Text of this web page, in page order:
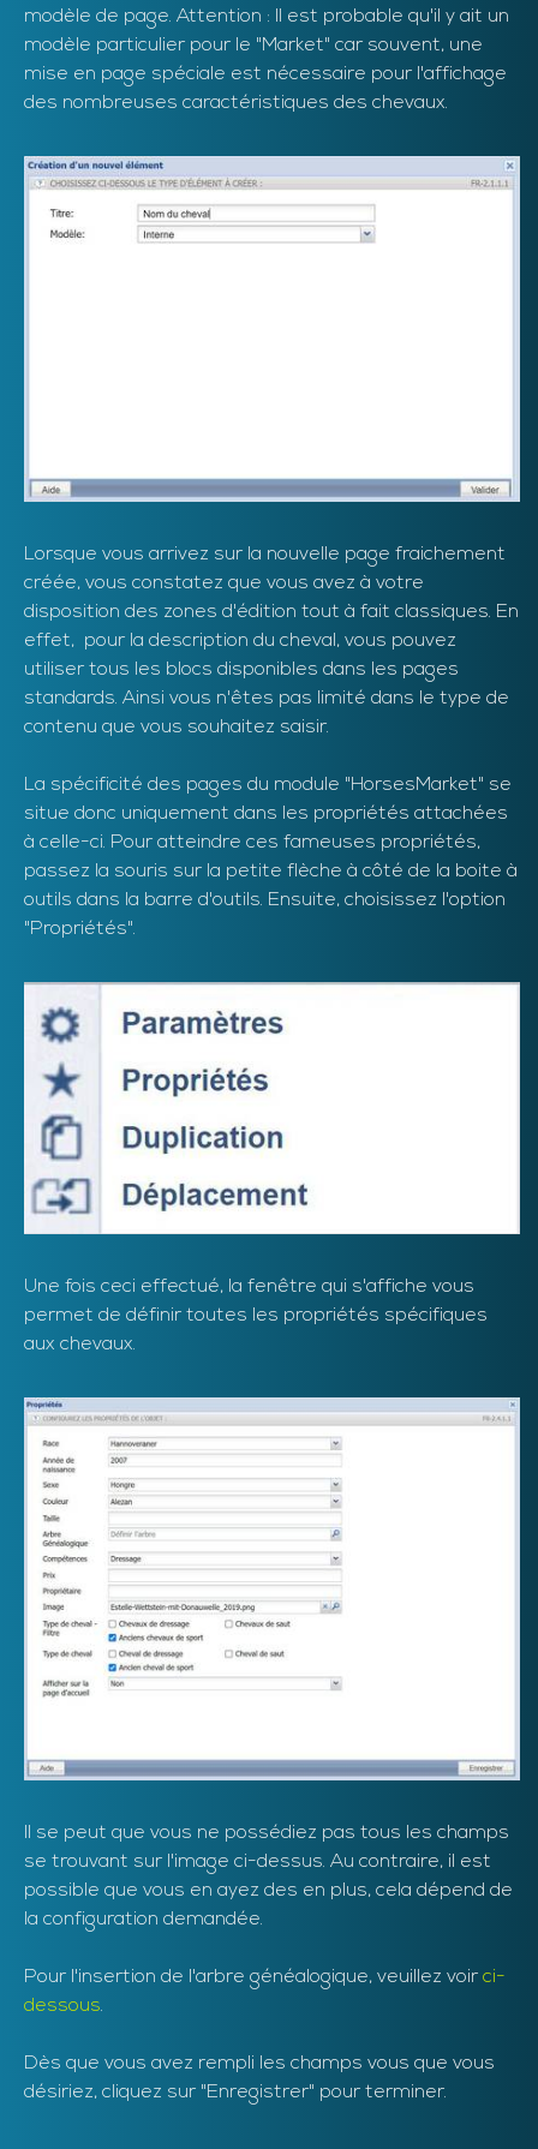
modèle de page. Attention : Il est probable qu'il y ait un
modèle particulier pour le "Market" car souvent, une
mise en page spéciale est nécessaire pour l'affichage
des nombreuses caractéristiques des chevaux.
Lorsque vous arrivez sur la nouvelle page fraichement
créée, vous constatez que vous avez à votre
disposition des zones d'édition tout à fait classiques. En
effet, pour la description du cheval, vous pouvez
utiliser tous les blocs disponibles dans les pages
standards. Ainsi vous n'êtes pas limité dans le type de
contenu que vous souhaitez saisir.
La spécificité des pages du module "HorsesMarket" se
situe donc uniquement dans les propriétés attachées
à celle-ci. Pour atteindre ces fameuses propriétés,
passez la souris sur la petite flèche à côté de la boite à
outils dans la barre d'outils. Ensuite, choisissez l'option
"Propriétés".
Une fois ceci effectué, la fenêtre qui s'affiche vous
permet de définir toutes les propriétés spécifiques
aux chevaux.
Il se peut que vous ne possédiez pas tous les champs
se trouvant sur l'image ci-dessus. Au contraire, il est
possible que vous en ayez des en plus, cela dépend de
la configuration demandée.
Pour l'insertion de l'arbre généalogique, veuillez voir ci-
dessous.
Dès que vous avez rempli les champs vous que vous
désiriez, cliquez sur "Enregistrer" pour terminer.